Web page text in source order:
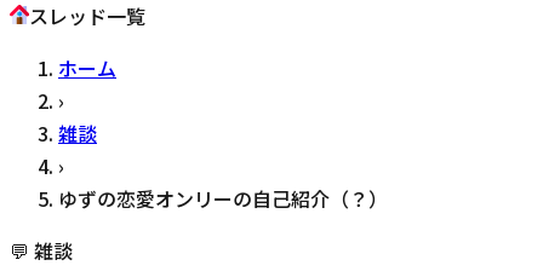
スレッド一覧
ホーム
›
雑談
›
ゆずの恋愛オンリーの自己紹介（？）
💬 雑談